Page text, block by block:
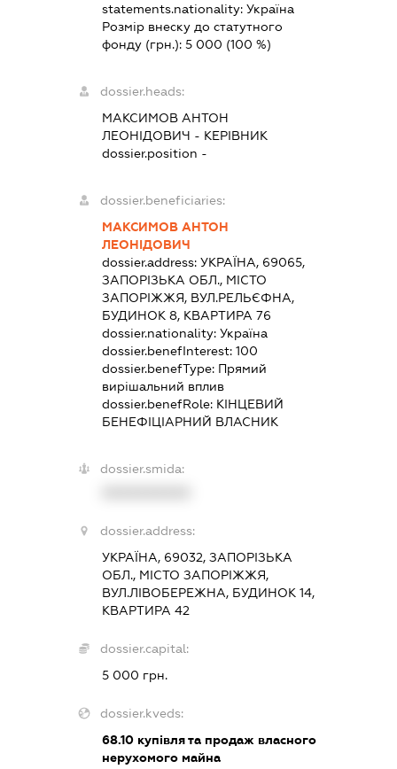
statements.nationality:Україна
Розмір внеску до статутного
фонду (грн.):5 000 (100 %)
dossier.heads:
МАКСИМОВ АНТОН
ЛЕОНІДОВИЧ - КЕРІВНИК
dossier.position -
dossier.beneficiaries:
МАКСИМОВ АНТОН
ЛЕОНІДОВИЧ
dossier.address:УКРАЇНА, 69065,
ЗАПОРІЗЬКА ОБЛ., МІСТО
ЗАПОРІЖЖЯ, ВУЛ.РЕЛЬЄФНА,
БУДИНОК 8, КВАРТИРА 76
dossier.nationality:Україна
dossier.benefInterest:100
dossier.benefType: Прямий
вирішальний вплив
dossier.benefRole: КІНЦЕВИЙ
БЕНЕФІЦІАРНИЙ ВЛАСНИК
dossier.smida:
dossier.address:
УКРАЇНА, 69032, ЗАПОРІЗЬКА
ОБЛ., МІСТО ЗАПОРІЖЖЯ,
ВУЛ.ЛІВОБЕРЕЖНА, БУДИНОК 14,
КВАРТИРА 42
dossier.capital:
5 000 грн.
dossier.kveds:
68.10 купівля та продаж власного
нерухомого майна